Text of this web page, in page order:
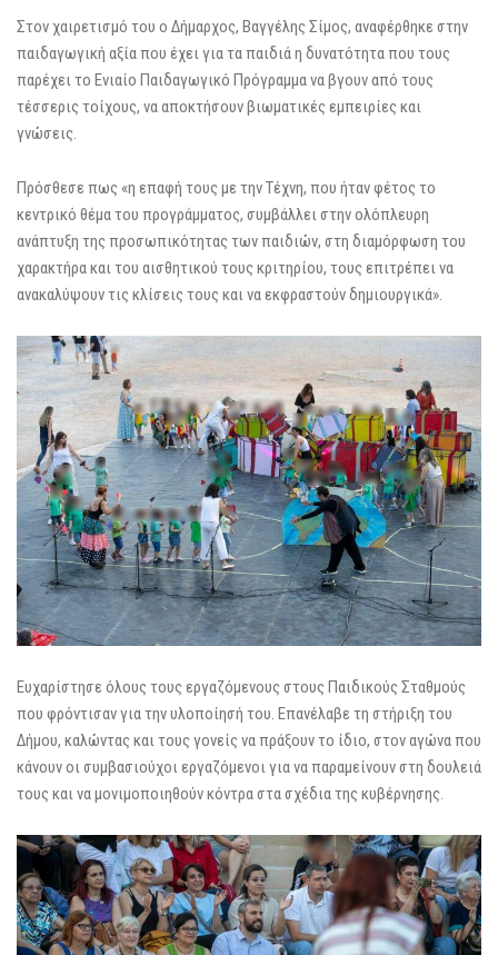
Στον χαιρετισμό του ο Δήμαρχος, Βαγγέλης Σίμος, αναφέρθηκε στην
παιδαγωγική αξία που έχει για τα παιδιά η δυνατότητα που τους
παρέχει το Ενιαίο Παιδαγωγικό Πρόγραμμα να βγουν από τους
τέσσερις τοίχους, να αποκτήσουν βιωματικές εμπειρίες και
γνώσεις.
Πρόσθεσε πως «η επαφή τους με την Τέχνη, που ήταν φέτος το
κεντρικό θέμα του προγράμματος, συμβάλλει στην ολόπλευρη
ανάπτυξη της προσωπικότητας των παιδιών, στη διαμόρφωση του
χαρακτήρα και του αισθητικού τους κριτηρίου, τους επιτρέπει να
ανακαλύψουν τις κλίσεις τους και να εκφραστούν δημιουργικά».
Ευχαρίστησε όλους τους εργαζόμενους στους Παιδικούς Σταθμούς
που φρόντισαν για την υλοποίησή του. Επανέλαβε τη στήριξη του
Δήμου, καλώντας και τους γονείς να πράξουν το ίδιο, στον αγώνα που
κάνουν οι συμβασιούχοι εργαζόμενοι για να παραμείνουν στη δουλειά
τους και να μονιμοποιηθούν κόντρα στα σχέδια της κυβέρνησης.